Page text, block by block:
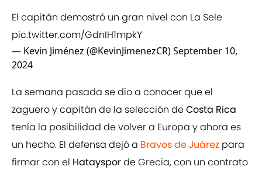
El capitán demostró un gran nivel con La Sele
pic.twitter.com/GdnIH1mpkY
— Kevin Jiménez (@KevinJimenezCR)September 10,
2024
La semana pasada se dio a conocer que el
zaguero y capitán de la selección deCosta Rica
tenía la posibilidad de volver a Europa y ahora es
un hecho. El defensa dejó a Bravos de Juárez para
firmar con el Hataysporde Grecia, con un contrato